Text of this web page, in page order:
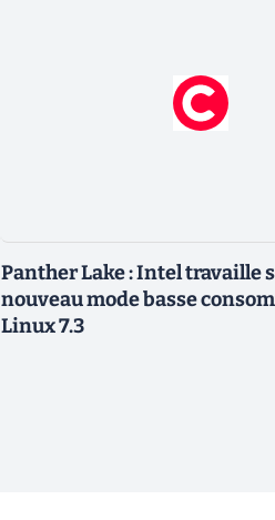
Panther Lake : Intel travaille
nouveau mode basse
Linux 7.3